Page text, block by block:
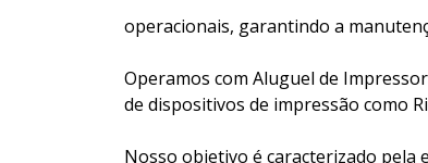
operacionais, garantindo a
Operamos com Aluguel de
de dispositivos de impressão como
Nosso objetivo é caracterizado pela